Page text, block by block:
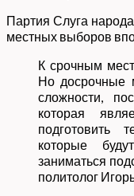
Партия Слуга
местных выборов
К срочным
Но досрочные
сложности,
которая
подготовить
которые
заниматься
политолог